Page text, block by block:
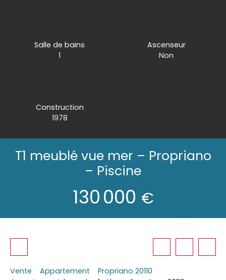
Salle de bains
1
Ascenseur
Non
Construction
1978
T1 meublé vue mer – Propriano
– Piscine
130 000 €
Vente Appartement
Propriano 20110